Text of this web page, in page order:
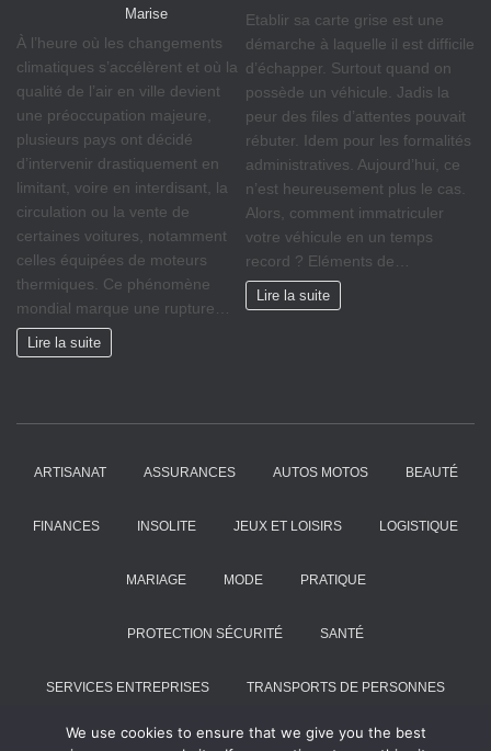
Marise
À l’heure où les changements
climatiques s’accélèrent et où la
qualité de l’air en ville devient
une préoccupation majeure,
plusieurs pays ont décidé
d’intervenir drastiquement en
limitant, voire en interdisant, la
circulation ou la vente de
certaines voitures, notamment
celles équipées de moteurs
thermiques. Ce phénomène
mondial marque une rupture…
Lire la suite
Etablir sa carte grise est une
démarche à laquelle il est difficile
d’échapper. Surtout quand on
possède un véhicule. Jadis la
peur des files d’attentes pouvait
rébuter. Idem pour les formalités
administratives. Aujourd’hui, ce
n’est heureusement plus le cas.
Alors, comment immatriculer
votre véhicule en un temps
record ? Eléments de…
Lire la suite
ARTISANAT ASSURANCES AUTOS MOTOS BEAUTÉ
FINANCES INSOLITE JEUX ET LOISIRS LOGISTIQUE
MARIAGE MODE PRATIQUE
PROTECTION SÉCURITÉ SANTÉ
SERVICES ENTREPRISES TRANSPORTS DE PERSONNES
VOYAGES
We use cookies to ensure that we give you the best